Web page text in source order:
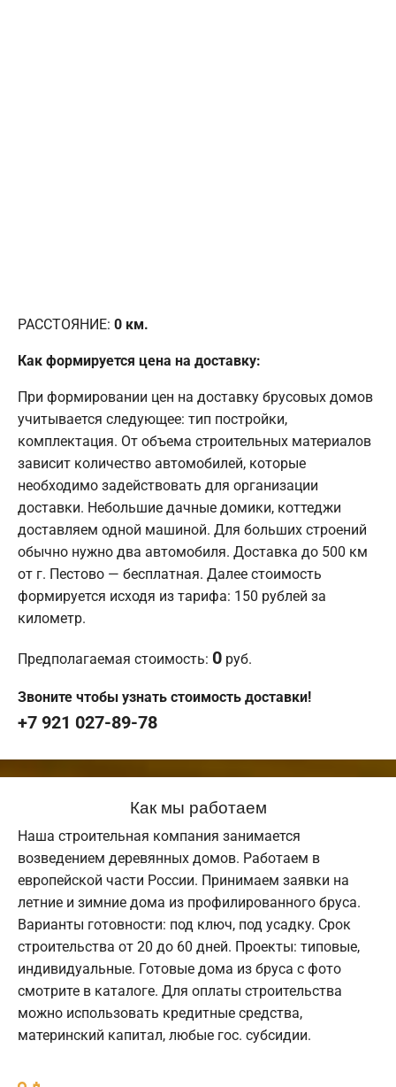
РАССТОЯНИЕ: 0 км.
Как формируется цена на доставку:
При формировании цен на доставку брусовых домов
учитывается следующее: тип постройки,
комплектация. От объема строительных материалов
зависит количество автомобилей, которые
необходимо задействовать для организации
доставки. Небольшие дачные домики, коттеджи
доставляем одной машиной. Для больших строений
обычно нужно два автомобиля. Доставка до 500 км
от г. Пестово — бесплатная. Далее стоимость
формируется исходя из тарифа: 150 рублей за
километр.
Предполагаемая стоимость: 0 руб.
Звоните чтобы узнать стоимость доставки!
+7 921 027-89-78
Как мы работаем
Наша строительная компания занимается
возведением деревянных домов. Работаем в
европейской части России. Принимаем заявки на
летние и зимние дома из профилированного бруса.
Варианты готовности: под ключ, под усадку. Срок
строительства от 20 до 60 дней. Проекты: типовые,
индивидуальные. Готовые дома из бруса с фото
смотрите в каталоге. Для оплаты строительства
можно использовать кредитные средства,
материнский капитал, любые гос. субсидии.